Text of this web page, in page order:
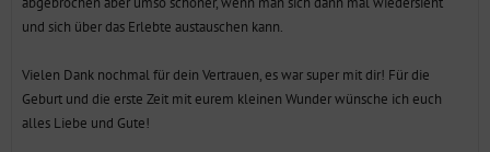
und sich über das Erlebte austauschen kann.
Vielen Dank nochmal für dein Vertrauen, es war super mit dir! Für die
Geburt und die erste Zeit mit eurem kleinen Wunder wünsche ich euch
alles Liebe und Gute!